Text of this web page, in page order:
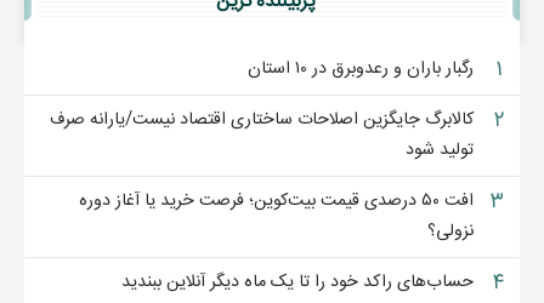
۱ رگبار باران و رعدوبرق در ۱۰ استان
۲
کالابرگ جایگزین اصلاحات ساختاری اقتصاد نیست/یارانه صرف
تولید شود
۳
افت ۵۰ درصدی قیمت بیت‌کوین؛ فرصت خرید یا آغاز دوره
نزولی؟
۴ حساب‌های راکد خود را تا یک ماه دیگر آنلاین ببندید